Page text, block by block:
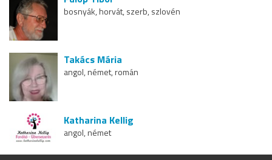
bosnyák, horvát, szerb, szlovén
Takács Mária
angol, német, román
Katharina Kellig
angol, német